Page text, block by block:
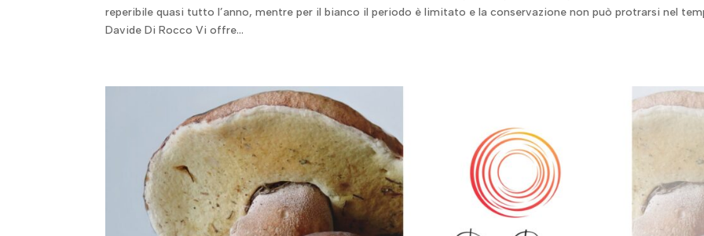
reperibile quasi tutto l’anno, mentre per il bianco il periodo è limitato e la conservazione non può protrarsi nel
Davide Di Rocco Vi offre...